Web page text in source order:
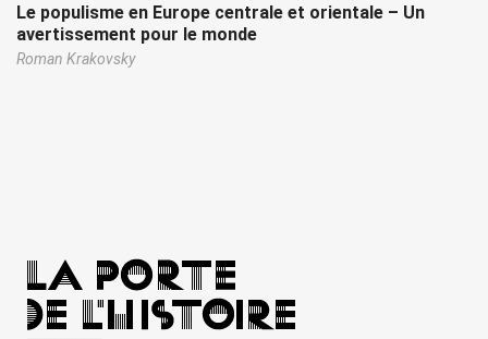
Le populisme en Europe centrale et orientale – Un
avertissement pour le monde
Roman Krakovsky